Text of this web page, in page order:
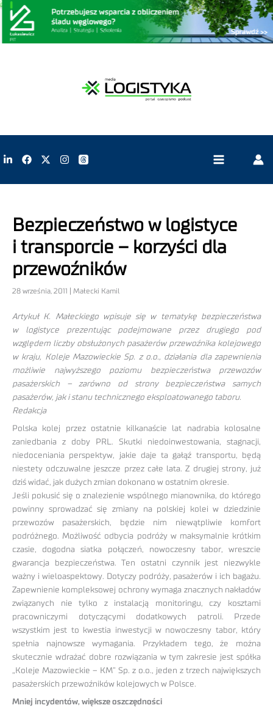
Bezpieczeństwo w logistyce
i transporcie – korzyści dla
przewoźników
28 września, 2011 | Małecki Kamil
Artykuł K. Małeckiego wpisuje się w tematykę bezpieczeństwa
w logistyce prezentując podejmowane przez drugiego pod
względem liczby obsłużonych pasażerów przewoźnika kolejowego
w kraju, Koleje Mazowieckie Sp. z o.o., działania dla zapewnienia
możliwie najwyższego poziomu bezpieczeństwa przewozów
pasażerskich – zarówno od strony bezpieczeństwa samych
pasażerów, jak i stanu technicznego eksploatowanego taboru.
Redakcja
Polska kolej przez ostatnie kilkanaście lat nadrabia kolosalne
zaniedbania z doby PRL. Skutki niedoinwestowania, stagnacji,
niedoceniania perspektyw, jakie daje ta gałąź transportu, będą
niestety odczuwalne jeszcze przez całe lata. Z drugiej strony, już
dziś widać, jak dużych zmian dokonano w ostatnim okresie.
Jeśli pokusić się o znalezienie wspólnego mianownika, do którego
powinny sprowadzać się zmiany na polskiej kolei w dziedzinie
przewozów pasażerskich, będzie nim niewątpliwie komfort
podróżnego. Możliwość odbycia podróży w maksymalnie krótkim
czasie, dogodna siatka połączeń, nowoczesny tabor, wreszcie
gwarancja bezpieczeństwa. Ten ostatni czynnik jest niezwykle
ważny i wieloaspektowy. Dotyczy podróży, pasażerów i ich bagażu.
Zapewnienie kompleksowej ochrony wymaga znacznych nakładów
związanych nie tylko z instalacją monitoringu, czy kosztami
pracowniczymi dotyczącymi dodatkowych patroli. Przede
wszystkim jest to kwestia inwestycji w nowoczesny tabor, który
spełnia najnowsze wymagania. Przykładem tego, że można
skutecznie wdrażać dobre rozwiązania w tym zakresie jest spółka
„Koleje Mazowieckie – KM” Sp. z o.o., jeden z trzech największych
pasażerskich przewoźników kolejowych w Polsce.
Mniej incydentów, większe oszczędności